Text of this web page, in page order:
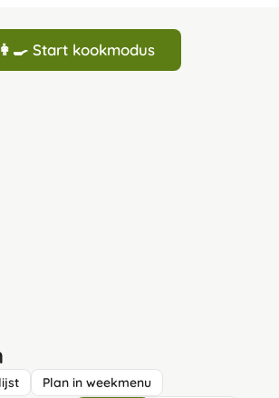
👩‍🍳 Start kookmodus
Plan in weekmenu